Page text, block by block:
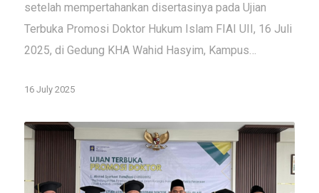
setelah mempertahankan disertasinya pada Ujian
Terbuka Promosi Doktor Hukum Islam FIAI UII, 16 Juli
2025, di Gedung KHA Wahid Hasyim, Kampus…
16 July 2025